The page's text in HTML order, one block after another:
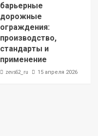
барьерные
дорожные
ограждения:
производство,
стандарты и
применение
zevs62_ru 15 апреля 2026